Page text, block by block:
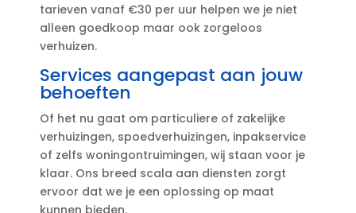
tarieven vanaf €30 per uur helpen we je niet
alleen goedkoop maar ook zorgeloos
verhuizen.​
Services aangepast aan jouw
behoeften
Of het nu gaat om particuliere of zakelijke
verhuizingen, spoedverhuizingen, inpakservice
of zelfs woningontruimingen, wij staan voor je
klaar.​ Ons breed scala aan diensten zorgt
ervoor dat we je een oplossing op maat
kunnen bieden.​